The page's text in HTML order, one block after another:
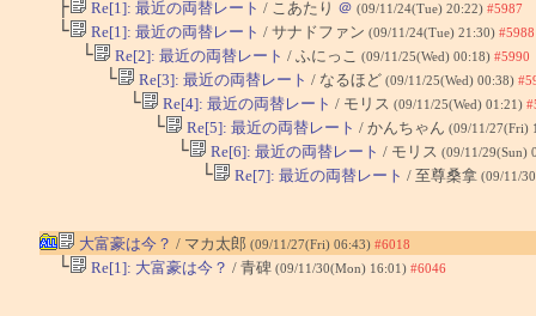
├ Re[1]: 最近の両替レート / こあたり ＠ (09/11/24(Tue) 20:22) #5987
└ Re[1]: 最近の両替レート / サナドファン (09/11/24(Tue) 21:30) #5988
└ Re[2]: 最近の両替レート / ふにっこ (09/11/25(Wed) 00:18) #5990
└ Re[3]: 最近の両替レート / なるほど (09/11/25(Wed) 00:38)
└ Re[4]: 最近の両替レート / モリス (09/11/25(Wed) 01:21)
└ Re[5]: 最近の両替レート / かんちゃん (09/11/27(Fri)
└ Re[6]: 最近の両替レート / モリス (09/11/29(Sun)
└ Re[7]: 最近の両替レート / 至尊桑拿 (09/11/
大富豪は今？ / マカ太郎 (09/11/27(Fri) 06:43) #6018
└ Re[1]: 大富豪は今？ / 青碑 (09/11/30(Mon) 16:01) #6046